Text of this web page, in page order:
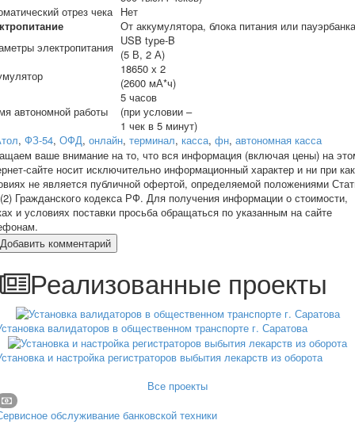
отрез чека Нет
От аккумулятора, блока питания или пауэрбанка
электропитания USB type-B
(5 В, 2 А)
18650 х 2
(2600 мА*ч)
автономной работы
5 часов
(при условии –
1 чек в 5 минут)
, ФЗ-54, ОФД, онлайн, терминал, касса, фн, автономная касса
ваше внимание на то, что вся информация (включая цены) на
сайте носит исключительно информационный характер и ни при
не является публичной офертой, определяемой положениями
Гражданского кодекса РФ. Для получения информации о стоимости,
и условиях поставки просьба обращаться по указанным на сайте
Добавить комментарий
Реализованные проекты
валидаторов в общественном транспорте г. Саратова
и настройка регистраторов выбытия лекарств из оборота
Все проекты
обслуживание банковской техники